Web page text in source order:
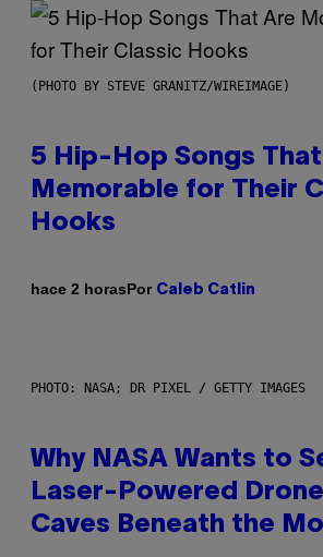
(PHOTO BY STEVE GRANITZ/WIREIMAGE)
5 Hip-Hop Songs
Memorable for Their
Hooks
hace 2 horasPor Caleb Catlin
PHOTO: NASA; DR PIXEL / GETTY IMAGES
Why NASA Wants to
Laser-Powered
Caves Beneath the